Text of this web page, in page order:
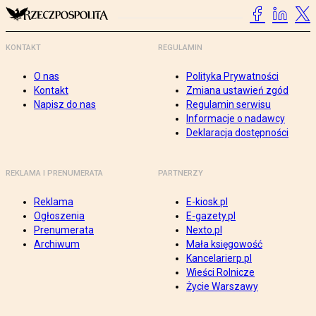
KONTAKT
O nas
Kontakt
Napisz do nas
REGULAMIN
Polityka Prywatności
Zmiana ustawień zgód
Regulamin serwisu
Informacje o nadawcy
Deklaracja dostępności
REKLAMA I PRENUMERATA
Reklama
Ogłoszenia
Prenumerata
Archiwum
PARTNERZY
E-kiosk.pl
E-gazety.pl
Nexto.pl
Mała księgowość
Kancelarierp.pl
Wieści Rolnicze
Życie Warszawy